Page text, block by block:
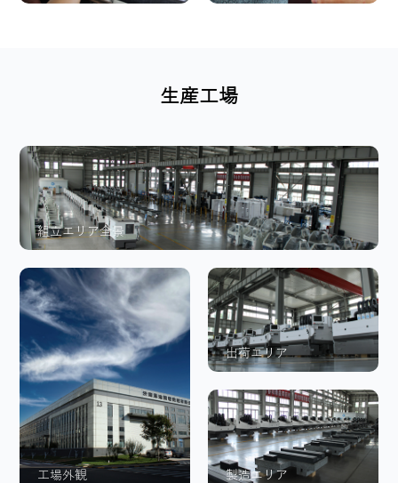
生産工場
組立エリア全景
工場外観
出荷エリア
製造エリア